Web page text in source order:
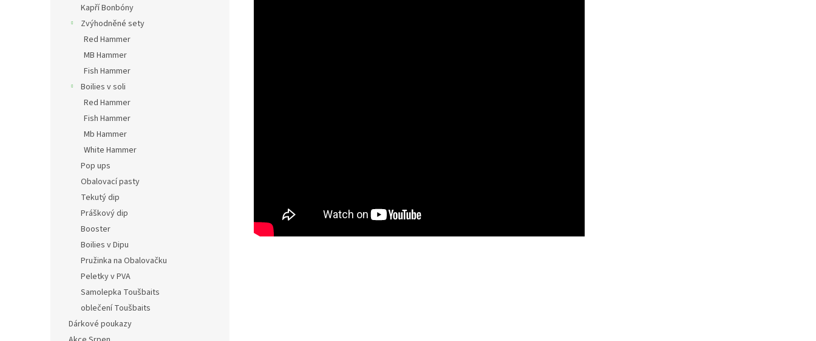
Kapří Bonbóny
Zvýhodněné sety
Red Hammer
MB Hammer
Fish Hammer
Boilies v soli
Red Hammer
Fish Hammer
Mb Hammer
White Hammer
Pop ups
Obalovací pasty
Tekutý dip
Práškový dip
Booster
Boilies v Dipu
Pružinka na Obalovačku
Peletky v PVA
Samolepka Toušbaits
oblečení Toušbaits
Dárkové poukazy